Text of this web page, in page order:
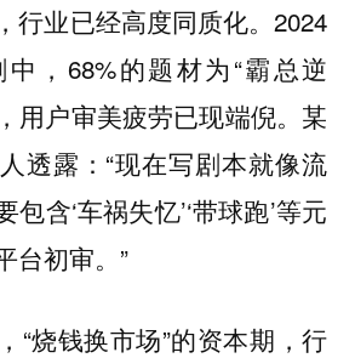
行业已经高度同质化。2024
，68%的题材为“霸总逆
用户审美疲劳已现端倪。某
透露：“现在写剧本就像流
含‘车祸失忆’‘带球跑’等元
台初审。”
“烧钱换市场”的资本期，行